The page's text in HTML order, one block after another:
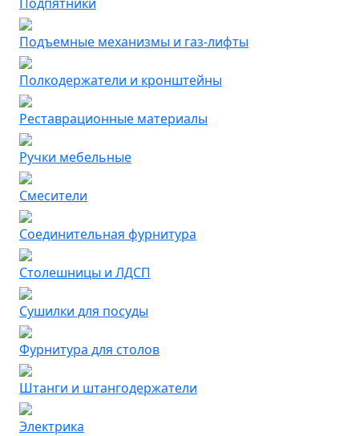
Подъемные механизмы и газ-лифты
Полкодержатели и кронштейны
Реставрационные материалы
Ручки мебельные
Смесители
Соединительная фурнитура
Столешницы и ЛДСП
Сушилки для посуды
Фурнитура для столов
Штанги и штангодержатели
Электрика